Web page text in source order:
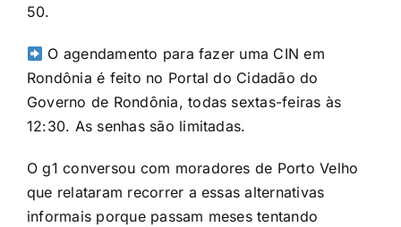
50.
O agendamento para fazer uma CIN em
Rondônia é feito no Portal do Cidadão do
Governo de Rondônia, todas sextas-feiras às
12:30. As senhas são limitadas.
O g1 conversou com moradores de Porto Velho
que relataram recorrer a essas alternativas
informais porque passam meses tentando